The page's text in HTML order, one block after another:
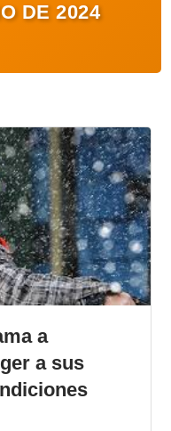
DE 2024
a
a sus